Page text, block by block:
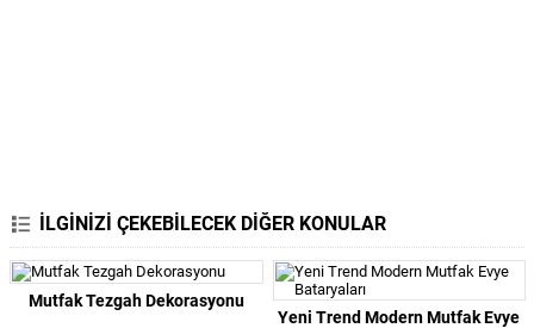
İLGİNİZİ ÇEKEBİLECEK DİĞER KONULAR
Mutfak Tezgah Dekorasyonu
Yeni Trend Modern Mutfak Evye